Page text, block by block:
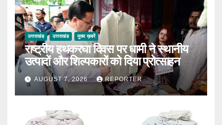
उत्तराखंड उत्तराखंड मुख्य ख़बरें
राष्ट्रीय हथकरघा दिवस पर धामी ने स्थानीय
उत्पादों और शिल्पकारों को दिया प्रोत्साहन
AUGUST 7, 2026 REPORTER